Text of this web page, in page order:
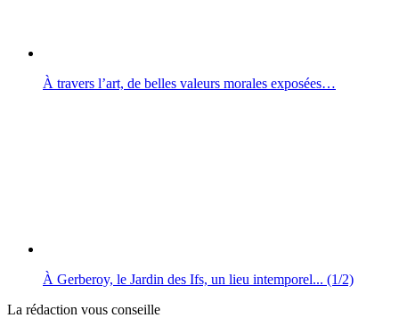
À travers l’art, de belles valeurs morales exposées…
À Gerberoy, le Jardin des Ifs, un lieu intemporel... (1/2)
La rédaction vous conseille